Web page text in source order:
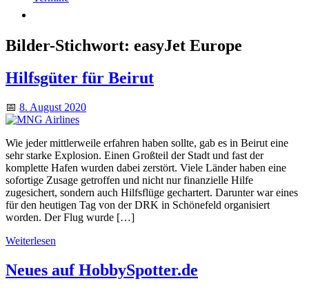
Bilder-Stichwort: easyJet Europe
Hilfsgüter für Beirut
📅 8. August 2020
Wie jeder mittlerweile erfahren haben sollte, gab es in Beirut eine
sehr starke Explosion. Einen Großteil der Stadt und fast der
komplette Hafen wurden dabei zerstört. Viele Länder haben eine
sofortige Zusage getroffen und nicht nur finanzielle Hilfe
zugesichert, sondern auch Hilfsflüge gechartert. Darunter war eines
für den heutigen Tag von der DRK in Schönefeld organisiert
worden. Der Flug wurde […]
Weiterlesen
Neues auf HobbySpotter.de